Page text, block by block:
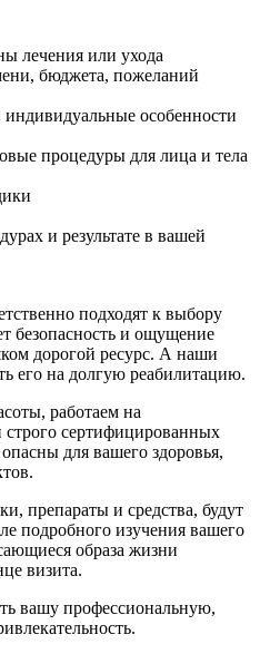
лечения или ухода
бюджета, пожеланий
особенности
процедуры для лица и тела
и результате в вашей
подходят к выбору
безопасность и ощущение
дорогой ресурс. А наши
его на долгую реабилитацию.
работаем на
строго сертифицированных
для вашего здоровья,
препараты и средства, будут
подробного изучения вашего
образа жизни
визита.
вашу профессиональную,